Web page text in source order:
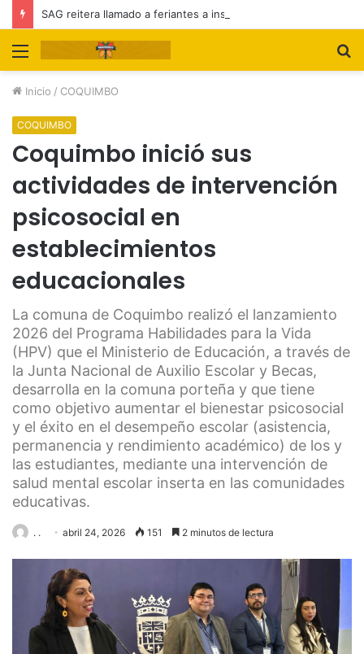
Menú
Inicio / COQUIMBO
COQUIMBO
Coquimbo inició sus
actividades de intervención
psicosocial en
establecimientos
educacionales
La comuna de Coquimbo realizó el lanzamiento
2026 del Programa Habilidades para la Vida
(HPV) que el Ministerio de Educación, a través de
la Junta Nacional de Auxilio Escolar y Becas,
desarrolla en la comuna porteña y que tiene
como objetivo aumentar el bienestar psicosocial
y el éxito en el desempeño escolar (asistencia,
permanencia y rendimiento académico) de los y
las estudiantes, mediante una intervención de
salud mental escolar inserta en las comunidades
educativas.
. . abril 24, 2026 151 2 minutos de lectura